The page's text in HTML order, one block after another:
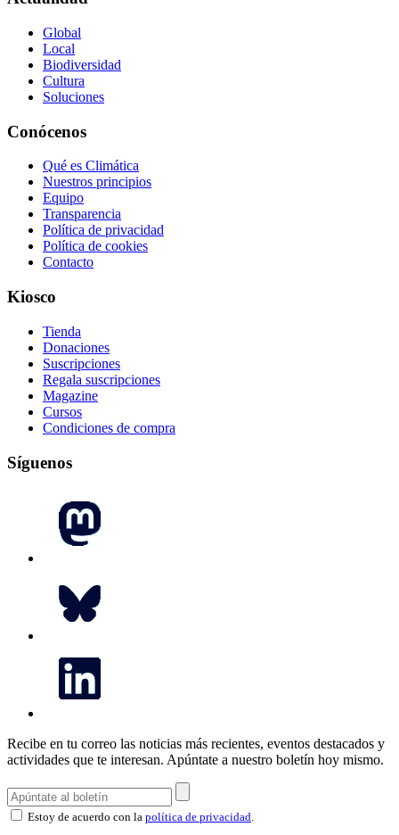
Global
Local
Biodiversidad
Cultura
Soluciones
Conócenos
Qué es Climática
Nuestros principios
Equipo
Transparencia
Política de privacidad
Política de cookies
Contacto
Kiosco
Tienda
Donaciones
Suscripciones
Regala suscripciones
Magazine
Cursos
Condiciones de compra
Síguenos
Recibe en tu correo las noticias más recientes, eventos destacados y
actividades que te interesan. Apúntate a nuestro boletín hoy mismo.
Estoy de acuerdo con la política de privacidad.